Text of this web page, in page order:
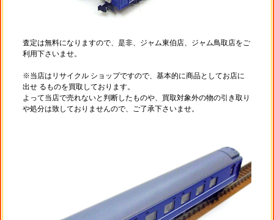
査定は無料になりますので、是非、ジャム東伯店、ジャム鳥取店をご
利用下さいませ。
※当店はリサイクル ショップですので、基本的に商品としてお店に
出せ るものを買取しております。
よって当店で売れないと判断したものや、買取対象外の物の引き取り
や処分は致しておりませんので、ご了承下さいませ。